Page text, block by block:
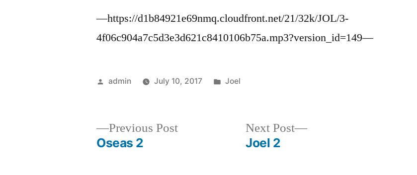
—https://d1b84921e69nmq.cloudfront.net/21/32k/JOL/3-
4f06c904a7c5d3e3d621c8410106b75a.mp3?version_id=149—
Posted
admin July 10, 2017
Posted
Joel
Previous PostPrevious
Oseas 2
Next Post
Next
Joel 2